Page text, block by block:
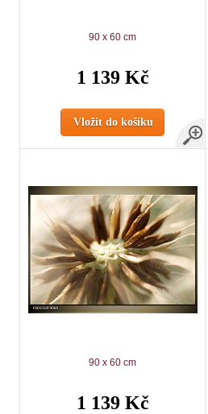
90 x 60 cm
1 139 Kč
Vložit do košíku
90 x 60 cm
1 139 Kč